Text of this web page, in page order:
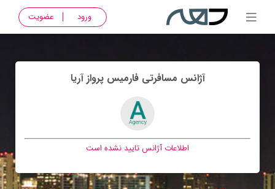
ورود عضویت
آژانس مسافرتی فارميس پرواز آريا
اطلاعات آژانس تایید نشده است